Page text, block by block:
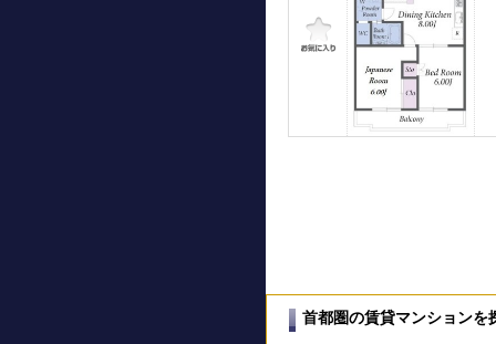
首都圏の賃貸マンションを